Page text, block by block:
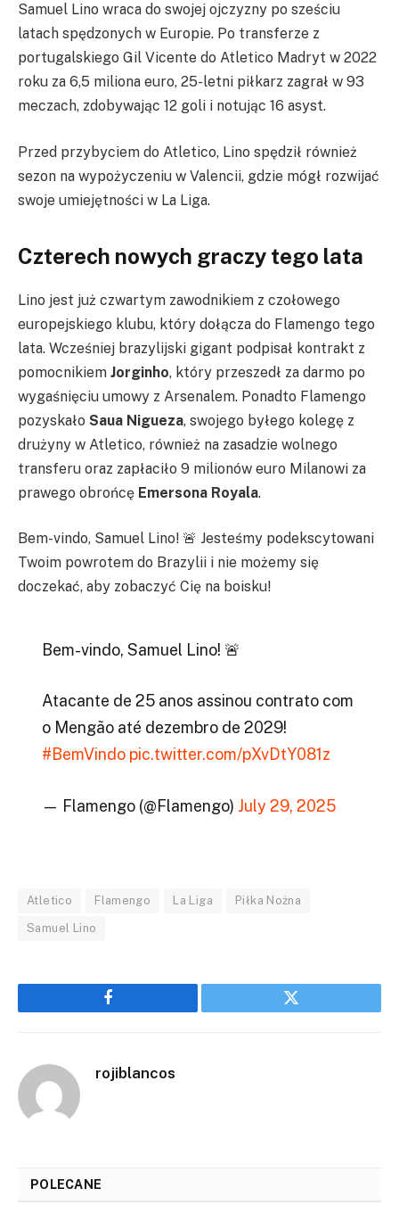
Samuel Lino wraca do swojej ojczyzny po sześciu
latach spędzonych w Europie. Po transferze z
portugalskiego Gil Vicente do Atletico Madryt w 2022
roku za 6,5 miliona euro, 25-letni piłkarz zagrał w 93
meczach, zdobywając 12 goli i notując 16 asyst.
Przed przybyciem do Atletico, Lino spędził również
sezon na wypożyczeniu w Valencii, gdzie mógł rozwijać
swoje umiejętności w La Liga.
Czterech nowych graczy tego lata
Lino jest już czwartym zawodnikiem z czołowego
europejskiego klubu, który dołącza do Flamengo tego
lata. Wcześniej brazylijski gigant podpisał kontrakt z
pomocnikiem Jorginho, który przeszedł za darmo po
wygaśnięciu umowy z Arsenalem. Ponadto Flamengo
pozyskało Saua Nigueza, swojego byłego kolegę z
drużyny w Atletico, również na zasadzie wolnego
transferu oraz zapłaciło 9 milionów euro Milanowi za
prawego obrońcę Emersona Royala.
Bem-vindo, Samuel Lino! 🚨 Jesteśmy podekscytowani
Twoim powrotem do Brazylii i nie możemy się
doczekać, aby zobaczyć Cię na boisku!
Bem-vindo, Samuel Lino! 🚨
Atacante de 25 anos assinou contrato com
o Mengão até dezembro de 2029!
#BemVindo pic.twitter.com/pXvDtY081z
— Flamengo (@Flamengo) July 29, 2025
Atletico Flamengo La Liga Piłka Nożna
Samuel Lino
Facebook Twitter
rojiblancos
POLECANE